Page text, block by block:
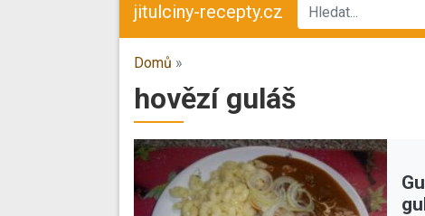
jitulciny-recepty.cz
Domů »
hovězí guláš